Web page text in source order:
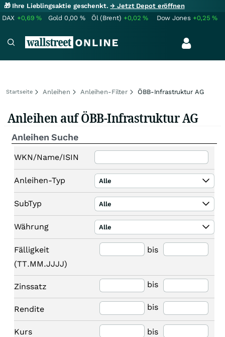
🎁 Ihre Lieblingsaktie geschenkt.→ Jetzt Depot eröffnen
DAX +0,69% Gold 0,00 % Öl (Brent) +0,02% Dow Jones +0,25%
Startseite Anleihen Anleihen-Filter ÖBB-Infrastruktur AG
Anleihen auf ÖBB-Infrastruktur AG
Anleihen Suche
WKN/Name/ISIN
Anleihen-Typ Alle
SubTyp Alle
Währung Alle
Fälligkeit
(TT.MM.JJJJ)
bis
Zinssatz bis
Rendite bis
Kurs bis